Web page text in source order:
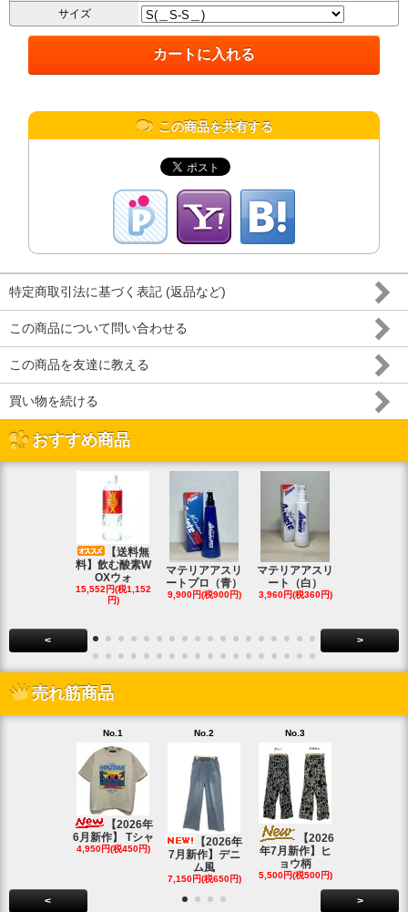
サイズ
この商品を共有する
特定商取引法に基づく表記 (返品など)
この商品について問い合わせる
この商品を友達に教える
買い物を続ける
おすすめ商品
【送料無
料】飲む酸素W
OXウォ
15,552円(税1,152
円)
マテリアアスリ
ートプロ（青）
9,900円(税900円)
マテリアアスリ
ート（白）
3,960円(税360円)
< >
売れ筋商品
No.1
【2026年
6月新作】 Tシャ
4,950円(税450円)
No.2
【2026年
7月新作】デニ
ム風
7,150円(税650円)
No.3
【2026
年7月新作】ヒ
ョウ柄
5,500円(税500円)
< >